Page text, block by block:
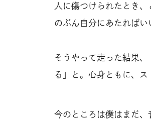
人に傷つけられたとき
のぶん自分にあたればい
そうやって走った結果
る」と。心身ともに、ス
今のところは僕はまだ、